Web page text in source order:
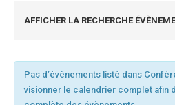
ET
VUES
ÉVÈNEMENTS
AFFICHER LA RECHERCHE
Pas d’évènements listé dans
visionner le calendrier complet afin